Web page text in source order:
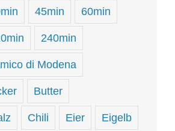
45min 60min
240min
di Modena
Butter
Chili Eier Eigelb